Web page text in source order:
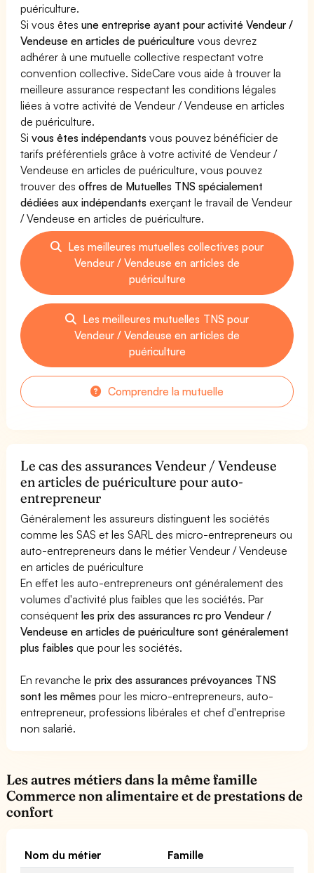
puériculture.
Si vous êtesune entreprise ayant pour activité Vendeur /
Vendeuse en articles de puériculture vous devrez
adhérer à une mutuelle collective respectant votre
convention collective. SideCare vous aide à trouver la
meilleure assurance respectant les conditions légales
liées à votre activité de Vendeur / Vendeuse en articles
de puériculture.
Sivous êtes indépendants vous pouvez bénéficier de
tarifs préférentiels grâce à votre activité de Vendeur /
Vendeuse en articles de puériculture, vous pouvez
trouver desoffres de Mutuelles TNS spécialement
dédiées aux indépendants exerçant le travail de Vendeur
/ Vendeuse en articles de puériculture.
Les meilleures mutuelles collectives pour
Vendeur / Vendeuse en articles de
puériculture
Les meilleures mutuelles TNS pour
Vendeur / Vendeuse en articles de
puériculture
Comprendre la mutuelle
Le cas des assurances Vendeur / Vendeuse
en articles de puériculture pour auto-
entrepreneur
Généralement les assureurs distinguent les sociétés
comme les SAS et les SARL des micro-entrepreneurs ou
auto-entrepreneurs dans le métier Vendeur / Vendeuse
en articles de puériculture
En effet les auto-entrepreneurs ont généralement des
volumes d'activité plus faibles que les sociétés. Par
conséquentles prix des assurances rc pro Vendeur /
Vendeuse en articles de puériculture sont généralement
plus faibles que pour les sociétés.
En revanche leprix des assurances prévoyances TNS
sont les mêmes pour les micro-entrepreneurs, auto-
entrepreneur, professions libérales et chef d'entreprise
non salarié.
Les autres métiers dans la même famille
Commerce non alimentaire et de prestations de
confort
Nom du métier
Famille